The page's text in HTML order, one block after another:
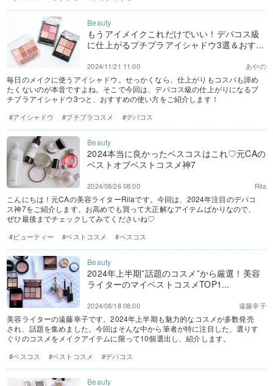
もうアイメイクこれだけでいい！デパコス級
に仕上がるプチプラアイシャドウ3選＆おす...
あやの
2024/11/21 11:00
毎日のメイクに使うアイシャドウ。せっかくなら、仕上がりもコスパも諦め
たくないのが本音ですよね。そこで今回は、デパコス級の仕上がりになるプ
チプラアイシャドウ3つと、おすすめの使い方をご紹介します！
#アイシャドウ #プチプラコスメ #デパコス
2024本当に良かったベスコスはこれ♡元CAの
ベストオブベストコスメ神7
Rila
2024/08/26 08:00
こんにちは！元CAの美容ライターRilaです。今回は、2024年注目のデパコ
ス神7をご紹介します。お高めでも買って大正解なアイテムばかりなので、
ぜひ最後までチェックしてみてくださいね♡
#ビューティー #ベストコスメ #ベスコス
2024年上半期”話題のコスメ”から厳選！美容
ライターのマイベストコスメTOP1...
遠藤幸子
2024/08/18 08:00
美容ライターの遠藤幸子です。2024年上半期も魅力的なコスメが多数発売
され、話題を集めました。今回はそんな中から筆者が特に注目した、選りす
ぐりのコスメをメイクアイテムに限って10個選出し、紹介します。
#ベスコス #ベストコスメ #デパコス